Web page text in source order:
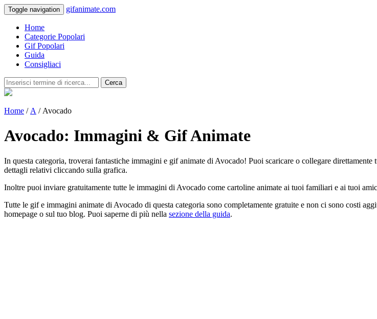
Toggle navigation gifanimate.com
Home
Categorie Popolari
Gif Popolari
Guida
Consigliaci
Cerca
Home / A / Avocado
Avocado: Immagini & Gif Animate
In questa categoria, troverai fantastiche immagini e gif animate di Avocado! Puoi scaricare o collegare
dettagli relativi cliccando sulla grafica.
Inoltre puoi inviare gratuitamente tutte le immagini di Avocado come cartoline animate ai tuoi familiari e ai tuoi
Tutte le gif e immagini animate di Avocado di questa categoria sono completamente gratuite e non ci sono costi
homepage o sul tuo blog. Puoi saperne di più nella sezione della guida.